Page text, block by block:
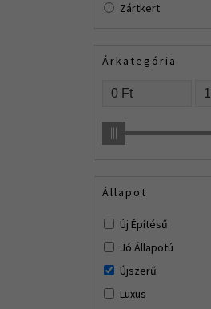
Zártkert
Árkategória
Állapot
Új Építésű
Jó Állapotú
Újszerű
Luxus